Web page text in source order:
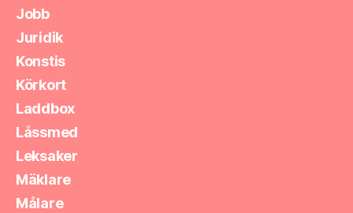
Jobb
Juridik
Konstis
Körkort
Laddbox
Låssmed
Leksaker
Mäklare
Målare